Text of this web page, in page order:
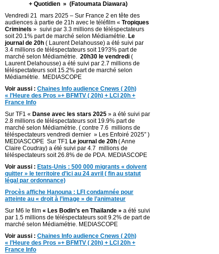
+ Quotidien » (Fatoumata Diawara)
Vendredi 21 mars 2025 – Sur France 2 en tête des
audiences à partie de 21h avec le téléfilm « Tropiques
Criminels » suivi par 3.3 millions de téléspectateurs
soit 20.1% part de marché selon Médiamétrie. Le
journal de 20h ( Laurent Delahousse) a été suivi par
3.4 millions de téléspectateurs soit 19?3% part de
marché selon Médiamétrie. 20h30 le vendredi (
Laurent Delahousse) a été suivi par 2.7 millions de
téléspectateurs soit 15.2% part de marché selon
Médiamétrie. MEDIASCOPE
Voir aussi : Chaines Info audience Cnews ( 20h)
« l’Heure des Pros »+ BFMTV ( 20h) + LCI 20h +
France Info
Sur TF1 « Danse avec les stars 2025 » a été suivi par
2.8 millions de téléspectateurs soit 19.9% part de
marché selon Médiamétrie. ( contre 7.6 millions de
téléspectateurs vendredi dernier » Les Enfoiré 2025″ )
MEDIASCOPE Sur TF1 Le journal de 20h ( Anne
Claire Coudray) a été suivi par 4.7 millions de
téléspectateurs soit 26.8% de de PDA. MEDIASCOPE
Voir aussi : Etats-Unis : 500 000 migrants « doivent
quitter » le territoire d’ici au 24 avril ( fin au statut
légal par ordonnance)
Procès affiche Hanouna : LFI condamnée pour
atteinte au « droit à l’image » de l’animateur
Sur M6 le film « Les Bodin’s en Thaïlande » a été suivi
par 1.5 millions de téléspectateurs soit 9.2% de part de
marché selon Médiamétrie. MEDIASCOPE
Voir aussi : Chaines Info audience Cnews ( 20h)
« l’Heure des Pros »+ BFMTV ( 20h) + LCI 20h +
France Info